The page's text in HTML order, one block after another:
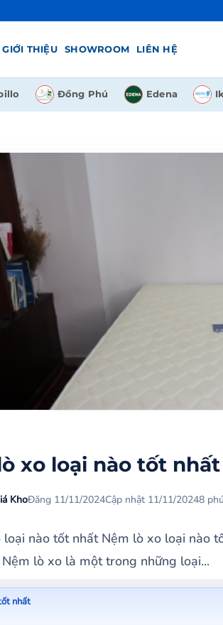
GIỚI THIỆU SHOWROOM LIÊN HỆ
Đồng Phú Edena
xo loại nào tốt nhất
KhoĐăng 11/11/2024Cập nhật 11/11/20248
nào tốt nhất Nệm lò xo loại nào
lò xo là một trong những loại...
nhất